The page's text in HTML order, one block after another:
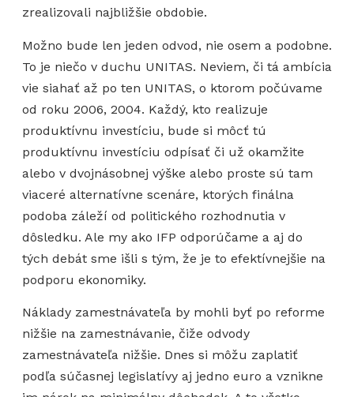
zrealizovali najbližšie obdobie.
Možno bude len jeden odvod, nie osem a podobne.
To je niečo v duchu UNITAS. Neviem, či tá ambícia
vie siahať až po ten UNITAS, o ktorom počúvame
od roku 2006, 2004. Každý, kto realizuje
produktívnu investíciu, bude si môcť tú
produktívnu investíciu odpísať či už okamžite
alebo v dvojnásobnej výške alebo proste sú tam
viaceré alternatívne scenáre, ktorých finálna
podoba záleží od politického rozhodnutia v
dôsledku. Ale my ako IFP odporúčame a aj do
tých debát sme išli s tým, že je to efektívnejšie na
podporu ekonomiky.
Náklady zamestnávateľa by mohli byť po reforme
nižšie na zamestnávanie, čiže odvody
zamestnávateľa nižšie. Dnes si môžu zaplatiť
podľa súčasnej legislatívy aj jedno euro a vznikne